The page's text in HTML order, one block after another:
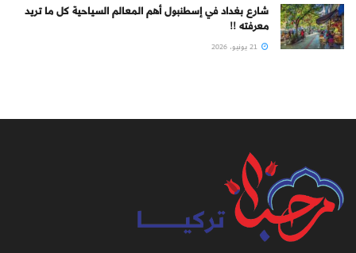
شارع بغداد في إسطنبول أهم المعالم السياحية كل ما تريد
معرفته !!